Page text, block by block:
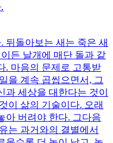
뒤돌아보는 새는 죽은 새
든 날개에 매단 돌과 같
. 마음의 문제로 고통받
을 계속 곱씹으면서, 그
세상을 대한다는 것이
이 삶의 기술이다. 오래
아 버려야 한다. 그다음
는 과거와의 결별에서